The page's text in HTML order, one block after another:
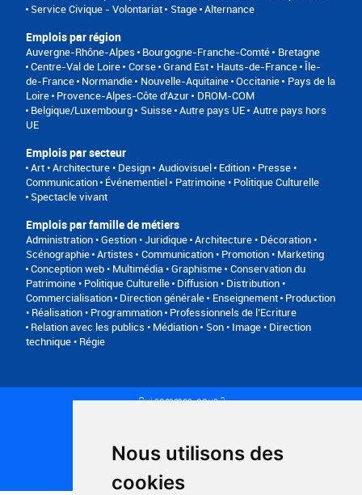
Nous utilisons des
cookies
Service Civique - Volontariat
Stage Alternance
Emplois par région
Auvergne-Rhône-Alpes Bourgogne-Franche-Comté
Bretagne
Centre-Val de Loire Corse Grand Est Hauts-de-France Île-
de-France Normandie Nouvelle-Aquitaine Occitanie
Pays de la
Loire Provence-Alpes-Côte d'Azur
DROM-COM
Belgique/Luxembourg
Suisse Autre pays UE Autre pays hors
UE
Emplois par secteur
Art • Architecture • Design Audiovisuel Edition • Presse •
Communication Événementiel
Patrimoine • Politique Culturelle
Spectacle vivant
Emplois par famille de métiers
Administration • Gestion • Juridique Architecture • Décoration •
Scénographie Artistes
Communication • Promotion • Marketing
Conception web • Multimédia • Graphisme Conservation du
Patrimoine • Politique Culturelle Diffusion • Distribution •
Commercialisation Direction générale Enseignement Production
• Réalisation • Programmation Professionnels de l’Ecriture
Relation avec les publics • Médiation
Son • Image • Direction
technique • Régie
Qui sommes-nous ?
Plan du site
FAQ recruteurs
FAQ